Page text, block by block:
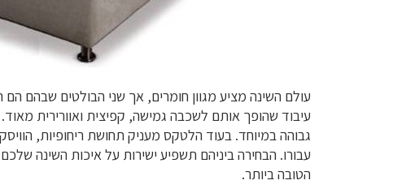
עולם השינה מציע מגוון חומרים, אך שני הבולטים שבהם הם
עיבוד שהופך אותם לשכבה גמישה, קפיצית ואוורירית
עבורו. הבחירה ביניהם תשפיע ישירות על איכות השינה
הטובה ביותר.